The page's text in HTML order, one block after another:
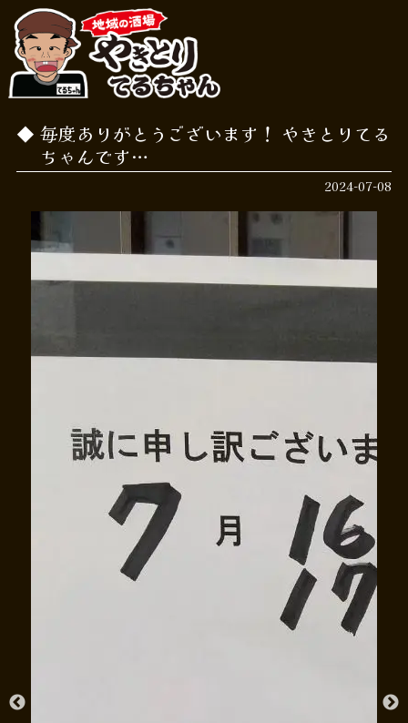
毎度ありがとうございます！ やきとりてる
ちゃんです…
2024-07-08